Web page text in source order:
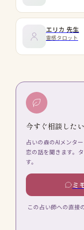
エリカ 先生
霊感タロット
今すぐ相談した
占いの森のAIメンタ
恋の話を聞きます。
す。
ミ
この占い師への直接